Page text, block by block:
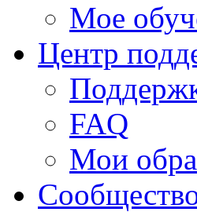
Мое
Центр
FAQ
Мои